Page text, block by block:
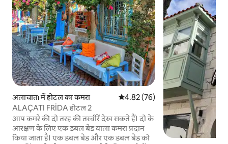
अलाचातı में होटल का कमरा औसत रेटिंग 5 में से 4.82, 76 समीक्षाएँ
4.82 (76)
ALAÇATI FRİDA होटल 2
आप कमरे की दो तरह की तस्वीरें देख सकते हैं। दो के
आरक्षण के लिए एक डबल बेड वाला कमरा प्रदान
किया जाता है। एक डबल बेड और एक डबल बेड को